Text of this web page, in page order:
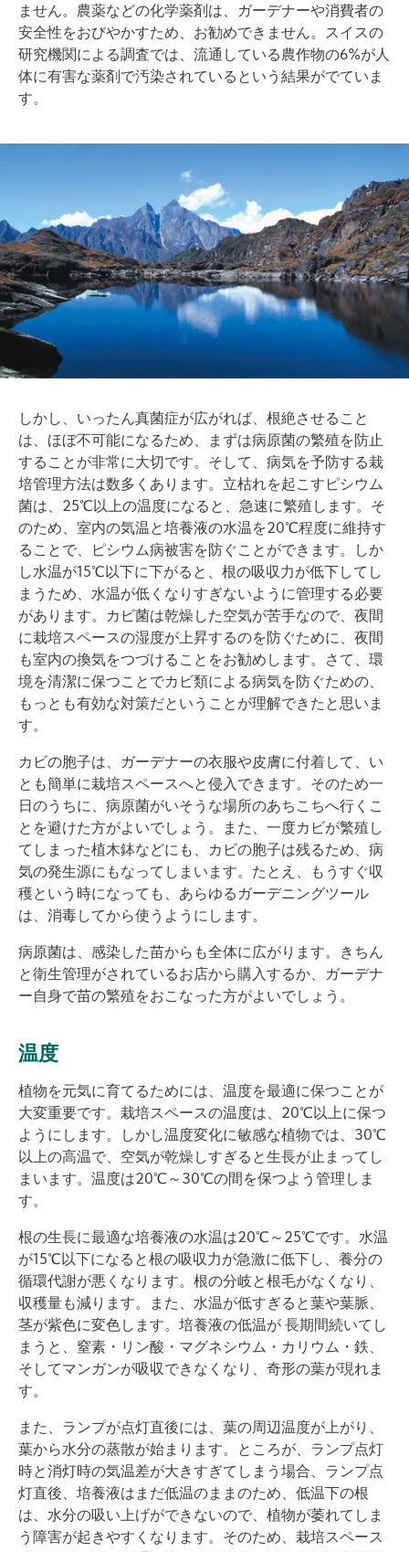
ません。農薬などの化学薬剤は、ガーデナーや消費者の
安全性をおびやかすため、お勧めできません。スイスの
研究機関による調査では、流通している農作物の6%が人
体に有害な薬剤で汚染されているという結果がでていま
す。
しかし、いったん真菌症が広がれば、根絶させること
は、ほぼ不可能になるため、まずは病原菌の繁殖を防止
することが非常に大切です。そして、病気を予防する栽
培管理方法は数多くあります。立枯れを起こすピシウム
菌は、25℃以上の温度になると、急速に繁殖します。そ
のため、室内の気温と培養液の水温を20℃程度に維持す
ることで、ピシウム病被害を防ぐことができます。しか
し水温が15℃以下に下がると、根の吸収力が低下してし
まうため、水温が低くなりすぎないように管理する必要
があります。カビ菌は乾燥した空気が苦手なので、夜間
に栽培スペースの湿度が上昇するのを防ぐために、夜間
も室内の換気をつづけることをお勧めします。さて、環
境を清潔に保つことでカビ類による病気を防ぐための、
もっとも有効な対策だということが理解できたと思いま
す。
カビの胞子は、ガーデナーの衣服や皮膚に付着して、い
とも簡単に栽培スペースへと侵入できます。そのため一
日のうちに、病原菌がいそうな場所のあちこちへ行くこ
とを避けた方がよいでしょう。また、一度カビが繁殖し
てしまった植木鉢などにも、カビの胞子は残るため、病
気の発生源にもなってしまいます。たとえ、もうすぐ収
穫という時になっても、あらゆるガーデニングツール
は、消毒してから使うようにします。
病原菌は、感染した苗からも全体に広がります。きちん
と衛生管理がされているお店から購入するか、ガーデナ
ー自身で苗の繁殖をおこなった方がよいでしょう。
温度
植物を元気に育てるためには、温度を最適に保つことが
大変重要です。栽培スペースの温度は、20℃以上に保つ
ようにします。しかし温度変化に敏感な植物では、30℃
以上の高温で、空気が乾燥しすぎると生長が止まってし
まいます。温度は20℃～30℃の間を保つよう管理しま
す。
根の生長に最適な培養液の水温は20℃～25℃です。水温
が15℃以下になると根の吸収力が急激に低下し、養分の
循環代謝が悪くなります。根の分岐と根毛がなくなり、
収穫量も減ります。また、水温が低すぎると葉や葉脈、
茎が紫色に変色します。培養液の低温が 長期間続いてし
まうと、窒素・リン酸・マグネシウム・カリウム・鉄、
そしてマンガンが吸収できなくなり、奇形の葉が現れま
す。
また、ランプが点灯直後には、葉の周辺温度が上がり、
葉から水分の蒸散が始まります。ところが、ランプ点灯
時と消灯時の気温差が大きすぎてしまう場合、ランプ点
灯直後、培養液はまだ低温のままのため、低温下の根
は、水分の吸い上げができないので、植物が萎れてしま
う障害が起きやすくなります。そのため、栽培スペース